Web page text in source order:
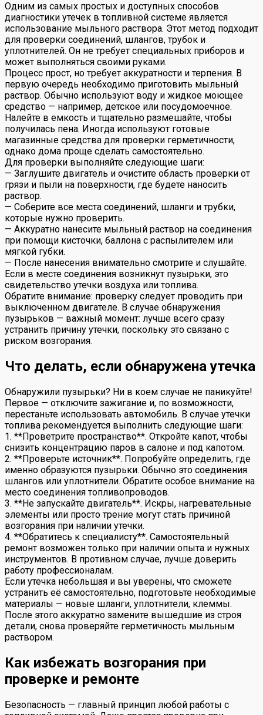
Одним из самых простых и доступных способов
диагностики утечек в топливной системе является
использование мыльного раствора. Этот метод подходит
для проверки соединений, шлангов, трубок и
уплотнителей. Он не требует специальных приборов и
может выполняться своими руками.
Процесс прост, но требует аккуратности и терпения. В
первую очередь необходимо приготовить мыльный
раствор. Обычно используют воду и жидкое моющее
средство — например, детское или посудомоечное.
Налейте в емкость и тщательно размешайте, чтобы
получилась пена. Иногда используют готовые
магазинные средства для проверки герметичности,
однако дома проще сделать самостоятельно.
Для проверки выполняйте следующие шаги:
— Заглушите двигатель и очистите область проверки от
грязи и пыли на поверхности, где будете наносить
раствор.
— Соберите все места соединений, шланги и трубки,
которые нужно проверить.
— Аккуратно нанесите мыльный раствор на соединения
при помощи кисточки, баллона с распылителем или
мягкой губки.
— После нанесения внимательно смотрите и слушайте.
Если в месте соединения возникнут пузырьки, это
свидетельство утечки воздуха или топлива.
Обратите внимание: проверку следует проводить при
выключенном двигателе. В случае обнаружения
пузырьков — важный момент: лучше всего сразу
устранить причину утечки, поскольку это связано с
риском возгорания.
Что делать, если обнаружена утечка
Обнаружили пузырьки? Ни в коем случае не паникуйте!
Первое — отключите зажигание и, по возможности,
перестаньте использовать автомобиль. В случае утечки
топлива рекомендуется выполнить следующие шаги:
1. **Проветрите пространство**. Откройте капот, чтобы
снизить концентрацию паров в салоне и под капотом.
2. **Проверьте источник**. Попробуйте определить, где
именно образуются пузырьки. Обычно это соединения
шлангов или уплотнители. Обратите особое внимание на
место соединения топливопроводов.
3. **Не запускайте двигатель**. Искры, нагревательные
элементы или просто трение могут стать причиной
возгорания при наличии утечки.
4. **Обратитесь к специалисту**. Самостоятельный
ремонт возможен только при наличии опыта и нужных
инструментов. В противном случае, лучше доверить
работу профессионалам.
Если утечка небольшая и вы уверены, что сможете
устранить её самостоятельно, подготовьте необходимые
материалы — новые шланги, уплотнители, клеммы.
После этого аккуратно замените вышедшие из строя
детали, снова проверяйте герметичность мыльным
раствором.
Как избежать возгорания при
проверке и ремонте
Безопасность — главный принцип любой работы с